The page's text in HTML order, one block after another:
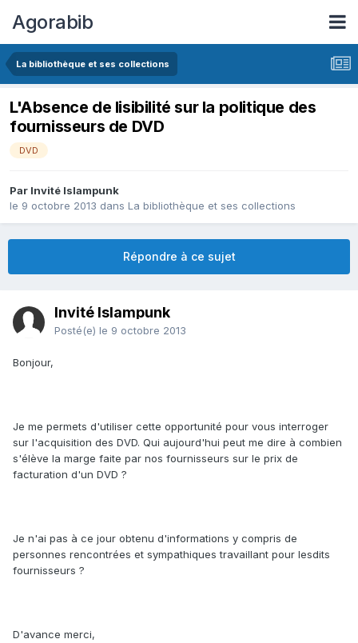
Agorabib
La bibliothèque et ses collections
L'Absence de lisibilité sur la politique des
fournisseurs de DVD
DVD
Par Invité Islampunk
le 9 octobre 2013 dans La bibliothèque et ses collections
Répondre à ce sujet
Invité Islampunk
Posté(e) le 9 octobre 2013
Bonjour,
Je me permets d'utiliser cette opportunité pour vous interroger
sur l'acquisition des DVD. Qui aujourd'hui peut me dire à combien
s'élève la marge faite par nos fournisseurs sur le prix de
facturation d'un DVD ?
Je n'ai pas à ce jour obtenu d'informations y compris de
personnes rencontrées et sympathiques travaillant pour lesdits
fournisseurs ?
D'avance merci,